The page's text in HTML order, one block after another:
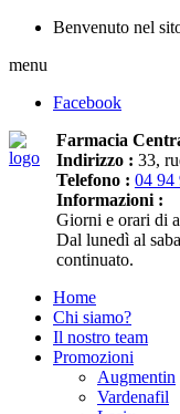
Benvenuto nel
menu
Facebook
Farmacia
Indirizzo : 33,
Telefono : 04 94
Informazioni :
Giorni e orari di
Dal lunedì al
continuato.
Home
Chi siamo?
Il nostro team
Promozioni
Augmentin
Vardenafil